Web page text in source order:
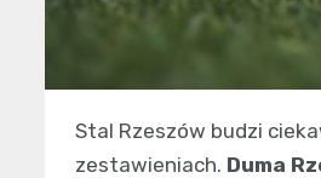
Stal Rzeszów budzi
zestawieniach. Duma